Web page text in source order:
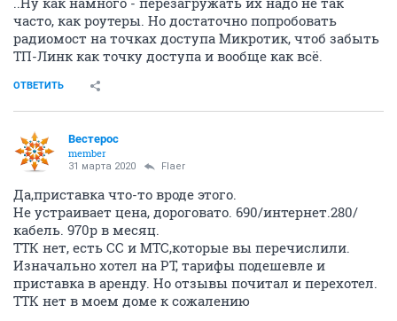
часто, как роутеры. Но достаточно попробовать
радиомост на точках доступа Микротик, чтоб забыть
ТП-Линк как точку доступа и вообще как всё.
ОТВЕТИТЬ
Вестерос
member
31 марта 2020 Flaer
Да,приставка что-то вроде этого.
Не устраивает цена, дороговато. 690/интернет.280/
кабель. 970р в месяц.
ТТК нет, есть СС и МТС,которые вы перечислили.
Изначально хотел на РТ, тарифы подешевле и
приставка в аренду. Но отзывы почитал и перехотел.
ТТК нет в моем доме к сожалению